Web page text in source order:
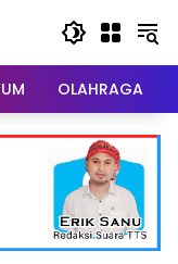
OLAHRAGA